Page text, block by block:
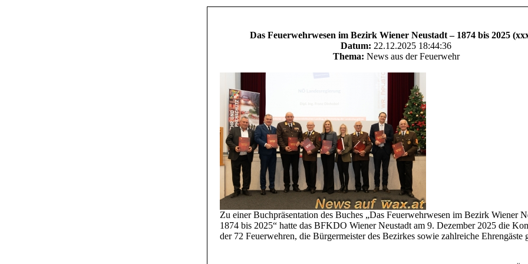
Das Feuerwehrwesen im Bezirk Wiener Neustadt – 1874 bis 2025
Datum: 22.12.2025 18:44:36
Thema: News aus der Feuerwehr
Zu einer Buchpräsentation des Buches „Das Feuerwehrwesen im Bezirk Wiener
1874 bis 2025“ hatte das BFKDO Wiener Neustadt am 9. Dezember 2025 die
der 72 Feuerwehren, die Bürgermeister des Bezirkes sowie zahlreiche Ehrengäste